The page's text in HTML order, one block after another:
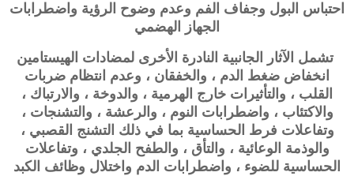
احتباس البول وجفاف الفم وعدم وضوح الرؤية واضطرابات
الجهاز الهضمي
تشمل الآثار الجانبية النادرة الأخرى لمضادات الهيستامين
انخفاض ضغط الدم ، والخفقان ، وعدم انتظام ضربات
القلب ، والتأثيرات خارج الهرمية ، والدوخة ، والارتباك ،
والاكتئاب ، واضطرابات النوم ، والرعشة ، والتشنجات ،
وتفاعلات فرط الحساسية بما في ذلك التشنج القصبي ،
والوذمة الوعائية ، والتأق ، والطفح الجلدي ، وتفاعلات
الحساسية للضوء ، واضطرابات الدم واختلال وظائف الكبد